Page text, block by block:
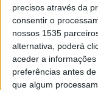
precisos através da
consentir o
nossos 1535
alternativa, poderá
aceder a
preferências antes
que algum
georreferenciação
possibilidade de
procedimento à
forma gratuita, no
Único do Prédio.